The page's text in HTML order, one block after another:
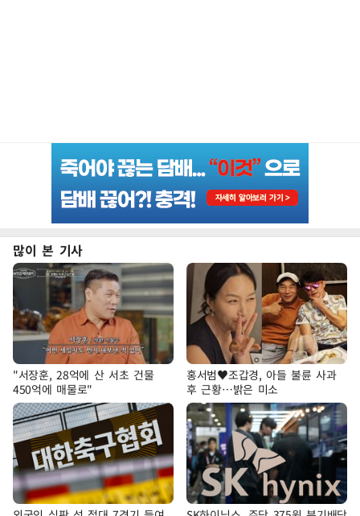
많이 본 기사
"서장훈, 28억에 산 서초 건물
450억에 매물로"
홍서범♥조갑경, 아들 불륜 사과
후 근황…밝은 미소